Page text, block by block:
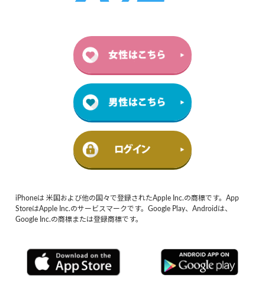
iPhoneは 米国および他の国々で登録されたApple Inc.の商標です。App
StoreはApple Inc.のサービスマークです。Google Play、Androidは、
Google Inc.の商標または登録商標です。